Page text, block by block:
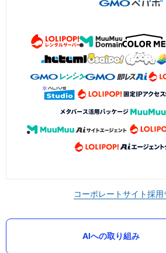
コーポレートサイト採用
AIへの取り組み